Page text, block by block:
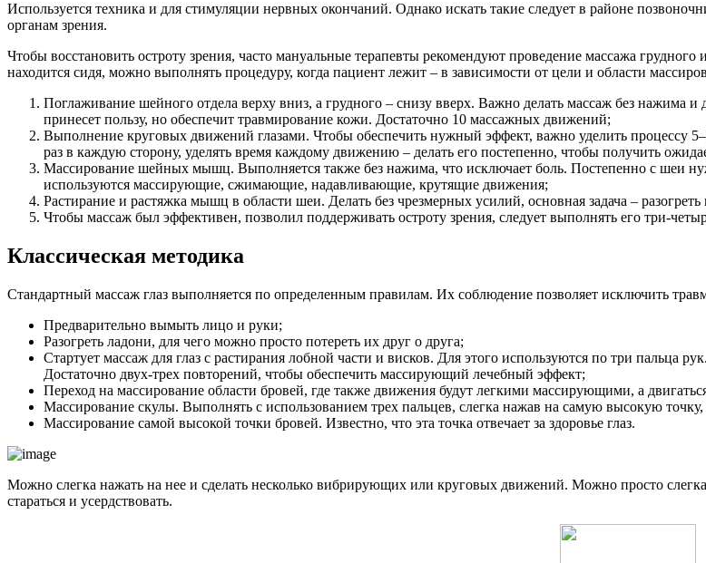
Используется техника и для стимуляции нервных окончаний. Однако искать такие следует в районе
органам зрения.
Чтобы восстановить остроту зрения, часто мануальные терапевты рекомендуют проведение массажа
находится сидя, можно выполнять процедуру, когда пациент лежит – в зависимости от цели и области
Поглаживание шейного отдела верху вниз, а грудного – снизу вверх. Важно делать массаж без нажима
принесет пользу, но обеспечит травмирование кожи. Достаточно 10 массажных движений;
Выполнение круговых движений глазами. Чтобы обеспечить нужный эффект, важно уделить процессу
раз в каждую сторону, уделять время каждому движению – делать его постепенно, чтобы получить
Массирование шейных мышц. Выполняется также без нажима, что исключает боль. Постепенно с шеи
используются массирующие, сжимающие, надавливающие, крутящие движения;
Растирание и растяжка мышц в области шеи. Делать без чрезмерных усилий, основная задача –
Чтобы массаж был эффективен, позволил поддерживать остроту зрения, следует выполнять его три-
Классическая методика
Стандартный массаж глаз выполняется по определенным правилам. Их соблюдение позволяет исключить
Предварительно вымыть лицо и руки;
Разогреть ладони, для чего можно просто потереть их друг о друга;
Стартует массаж для глаз с растирания лобной части и висков. Для этого используются по три
Достаточно двух-трех повторений, чтобы обеспечить массирующий лечебный эффект;
Переход на массирование области бровей, где также движения будут легкими массирующими, а
Массирование скулы. Выполнять с использованием трех пальцев, слегка нажав на самую высокую
Массирование самой высокой точки бровей. Известно, что эта точка отвечает за здоровье глаз.
Можно слегка нажать на нее и сделать несколько вибрирующих или круговых движений. Можно просто
стараться и усердствовать.